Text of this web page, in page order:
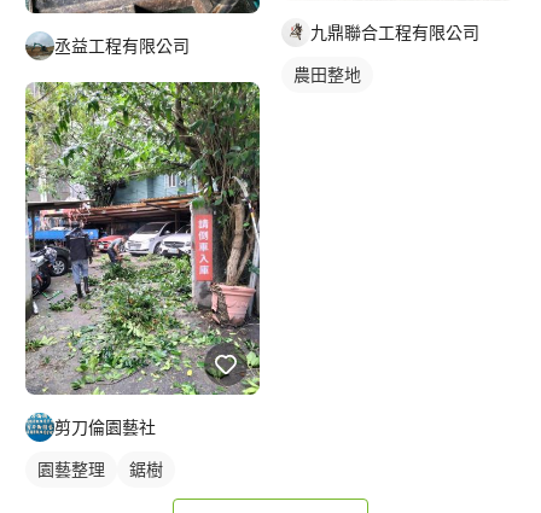
丞益工程有限公司
剪刀倫園藝社
園藝整理 鋸樹
九鼎聯合工程有限公司
農田整地